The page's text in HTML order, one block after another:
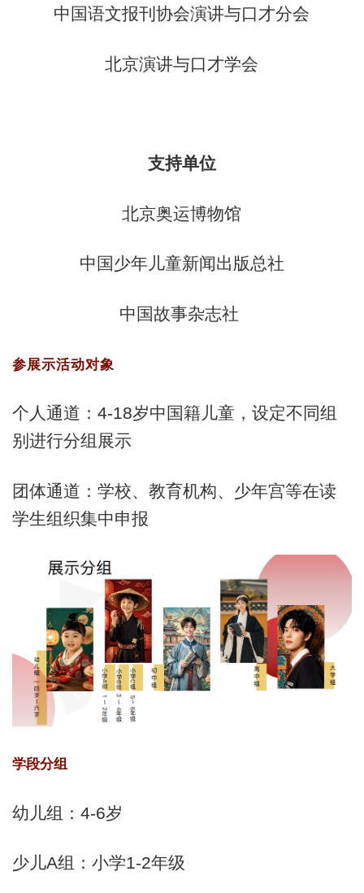
中国语文报刊协会演讲与口才分会
北京演讲与口才学会
支持单位
北京奥运博物馆
中国少年儿童新闻出版总社
中国故事杂志社
参展示活动对象
个人通道：4-18岁中国籍儿童，设定不同组
别进行分组展示
团体通道：学校、教育机构、少年宫等在读
学生组织集中申报
学段分组
幼儿组：4-6岁
少儿A组：小学1-2年级